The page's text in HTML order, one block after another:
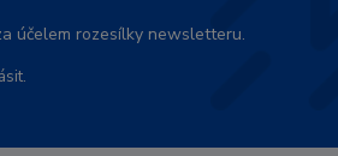
účelem rozesílky newsletteru.